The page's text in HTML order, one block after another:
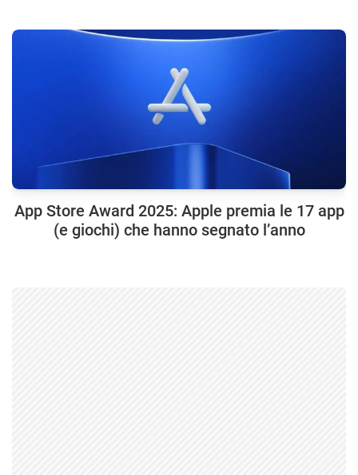
App Store Award 2025: Apple premia le 17 app
(e giochi) che hanno segnato l’anno